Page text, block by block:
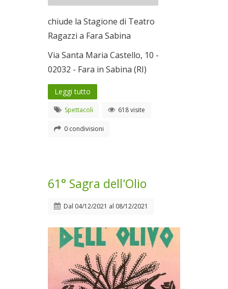
chiude la Stagione di Teatro
Ragazzi a Fara Sabina
Via Santa Maria Castello, 10 -
02032 - Fara in Sabina (RI)
Leggi tutto
Spettacoli 618 visite
0 condivisioni
61° Sagra dell'Olio
Dal 04/12/2021 al 08/12/2021